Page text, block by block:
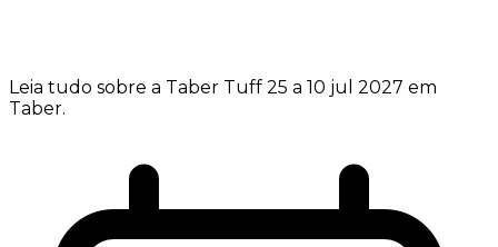
Leia tudo sobre a Taber Tuff 25 a 10 jul 2027 em
Taber.